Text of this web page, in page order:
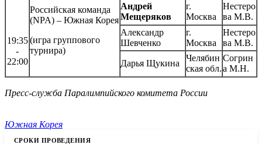
19:35
-
22:00
Российская команда
(NPA) – Южная Корея
(игра группового
турнира)
Андрей
Мещеряков
г.
Москва
Нестеро
ва М.В.
Александр
Шевченко
г.
Москва
Нестеро
ва М.В.
Дарья Щукина
Челябин
ская обл.
Согрин
а М.Н.
Пресс-служба Паралимпийского комитета России
Южная Корея